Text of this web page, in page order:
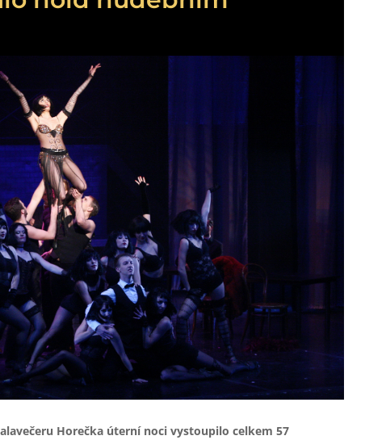
Horečka úterní noci vystoupilo celkem 57